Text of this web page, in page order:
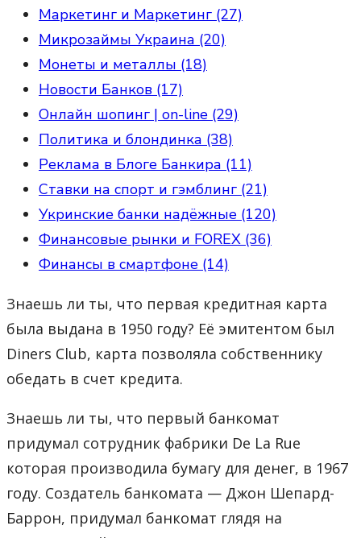
Маркетинг и Маркетинг (27)
Микрозаймы Украина (20)
Монеты и металлы (18)
Новости Банков (17)
Онлайн шопинг | on-line (29)
Политика и блондинка (38)
Реклама в Блоге Банкира (11)
Ставки на спорт и гэмблинг (21)
Укринские банки надёжные (120)
Финансовые рынки и FOREX (36)
Финансы в смартфоне (14)
Знаешь ли ты, что первая кредитная карта
была выдана в 1950 году? Её эмитентом был
Diners Club, карта позволяла собственнику
обедать в счет кредита.
Знаешь ли ты, что первый банкомат
придумал сотрудник фабрики De La Rue
которая производила бумагу для денег, в 1967
году. Создатель банкомата — Джон Шепард-
Баррон, придумал банкомат глядя на